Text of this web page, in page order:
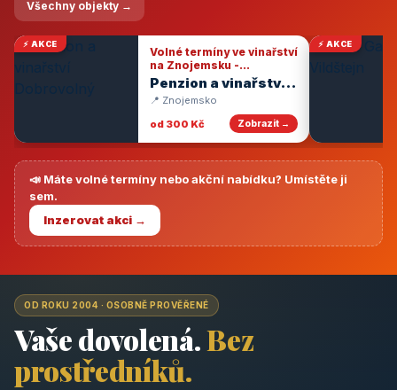
Všechny objekty →
⚡ AKCE
Volné termíny ve vinařství
na Znojemsku -
degustace vín
Penzion a vinařství
Dobrovolný
📍 Znojemsko
od 300 Kč
Zobrazit →
⚡ AKCE
📣 Máte volné termíny nebo akční nabídku? Umístěte ji
sem.
Inzerovat akci →
OD ROKU 2004 · OSOBNĚ PROVĚŘENÉ
Vaše dovolená.Bez
prostředníků.